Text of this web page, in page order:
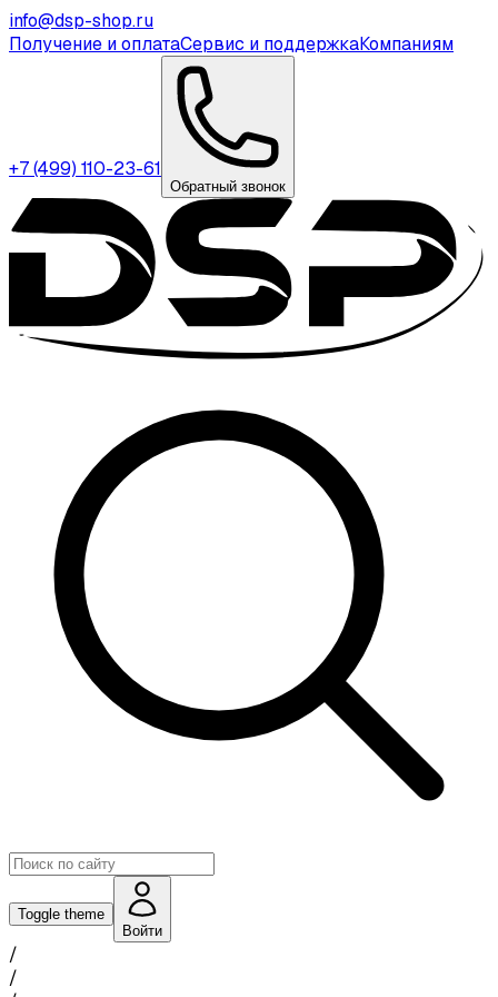
info@dsp-shop.ru
Получение и оплатаСервис и поддержкаКомпаниям
+7 (499) 110-23-61
Обратный звонок
Toggle theme
Войти
/
/